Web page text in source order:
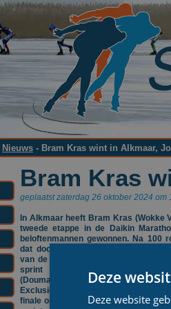
Nieuws - Bram Kras wint in Alkmaar,
Bram Kras
geplaatst zaterdag 26 oktober 2024
In Alkmaar heeft Bram Kras (Wokke
tweede etappe in de Daikin
beloftenmannen gewonnen. Na 100
dat door nazomerse temperaturen
van de schaatsers wegsmolt
sprint af met medevluchters Jelle
(Douma Staal) en Jochem
Exclusief Vastgoedberheer). Het
finale ontsnapt uit een kopgroep van
Deze
Deze website